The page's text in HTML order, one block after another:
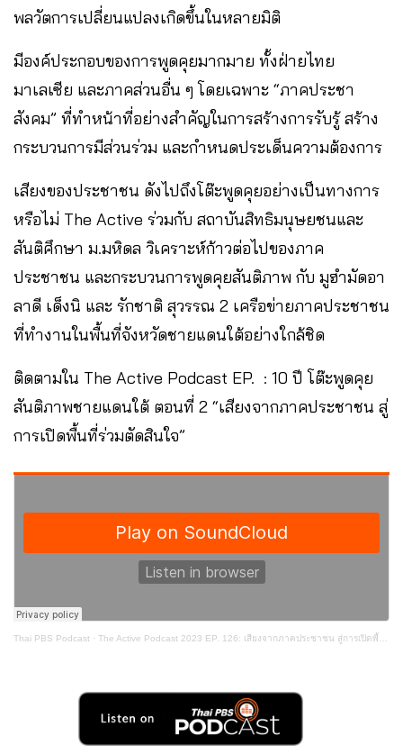
พลวัตการเปลี่ยนแปลงเกิดขึ้นในหลายมิติ
มีองค์ประกอบของการพูดคุยมากมาย ทั้งฝ่ายไทย
มาเลเซีย และภาคส่วนอื่น ๆ โดยเฉพาะ “ภาคประชา
สังคม” ที่ทำหน้าที่อย่างสำคัญในการสร้างการรับรู้ สร้าง
กระบวนการมีส่วนร่วม และกำหนดประเด็นความต้องการ
เสียงของประชาชน ดังไปถึงโต๊ะพูดคุยอย่างเป็นทางการ
หรือไม่ The Active ร่วมกับ สถาบันสิทธิมนุษยชนและ
สันติศึกษา ม.มหิดล วิเคราะห์ก้าวต่อไปของภาค
ประชาชน และกระบวนการพูดคุยสันติภาพ กับ มูฮำมัดอา
ลาดี เด็งนิ และ รักชาติ สุวรรณ 2 เครือข่ายภาคประชาชน
ที่ทำงานในพื้นที่จังหวัดชายแดนใต้อย่างใกล้ชิด
ติดตามใน The Active Podcast EP. : 10 ปี โต๊ะพูดคุย
สันติภาพชายแดนใต้ ตอนที่ 2 “เสียงจากภาคประชาชน สู่
การเปิดพื้นที่ร่วมตัดสินใจ”
Thai PBS Podcast · The Active Podcast 2023 EP. 126: เสียงจากภาคประชาชน สู่การเปิดพื้นที่ร่วมตัดสินใจ